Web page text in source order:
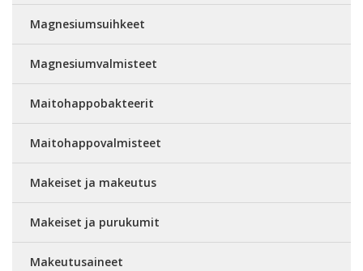
Magnesiumsuihkeet
Magnesiumvalmisteet
Maitohappobakteerit
Maitohappovalmisteet
Makeiset ja makeutus
Makeiset ja purukumit
Makeutusaineet